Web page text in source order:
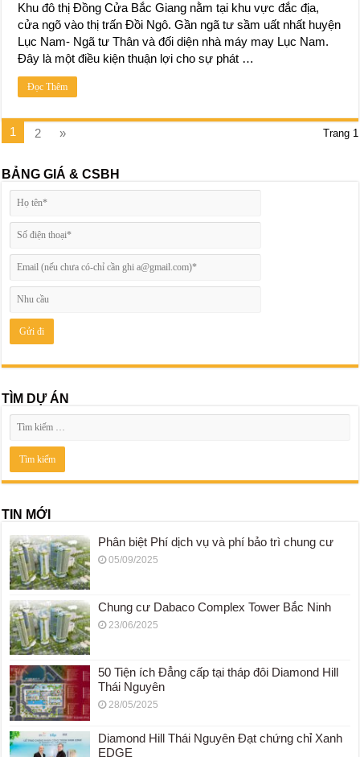
Khu đô thị Đồng Cửa Bắc Giang nằm tại khu vực đắc địa,
cửa ngõ vào thị trấn Đồi Ngô. Gần ngã tư sầm uất nhất huyện
Lục Nam- Ngã tư Thân và đối diện nhà máy may Lục Nam.
Đây là một điều kiện thuận lợi cho sự phát …
Đọc Thêm
Trang 1
1 2 »
BẢNG GIÁ & CSBH
TÌM DỰ ÁN
TIN MỚI
Phân biệt Phí dịch vụ và phí bảo trì chung cư
05/09/2025
Chung cư Dabaco Complex Tower Bắc Ninh
23/06/2025
50 Tiện ích Đẳng cấp tại tháp đôi Diamond Hill
Thái Nguyên
28/05/2025
Diamond Hill Thái Nguyên Đạt chứng chỉ Xanh
EDGE